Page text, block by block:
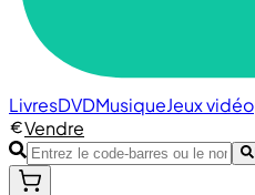
LivresDVDMusiqueJeux vidéo
Vendre